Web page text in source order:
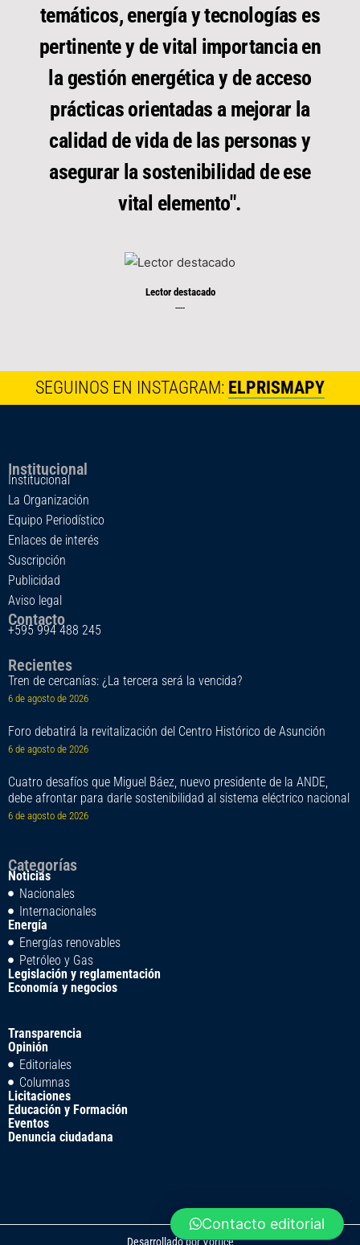
temáticos, energía y tecnologías es
pertinente y de vital importancia en
la gestión energética y de acceso
prácticas orientadas a mejorar la
calidad de vida de las personas y
asegurar la sostenibilidad de ese
vital elemento".
Lector destacado
----
SEGUINOS EN INSTAGRAM: ELPRISMAPY
Institucional
Institucional
La Organización
Equipo Periodístico
Enlaces de interés
Suscripción
Publicidad
Aviso legal
Contacto
+595 994 488 245
Recientes
Tren de cercanías: ¿La tercera será la vencida?
6 de agosto de 2026
Foro debatirá la revitalización del Centro Histórico de Asunción
6 de agosto de 2026
Cuatro desafíos que Miguel Báez, nuevo presidente de la ANDE,
debe afrontar para darle sostenibilidad al sistema eléctrico nacional
6 de agosto de 2026
Categorías
Noticias
Nacionales
Internacionales
Energía
Energías renovables
Petróleo y Gas
Legislación y reglamentación
Economía y negocios
Transparencia
Opinión
Editoriales
Columnas
Licitaciones
Educación y Formación
Eventos
Denuncia ciudadana
Desarrollado porVortice
Contacto editorial